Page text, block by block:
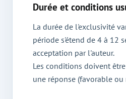
Durée et conditions
La durée de l'exclusivité
période s'étend de 4 à 12
acceptation par l'auteur.
Les conditions doivent
une réponse (favorable